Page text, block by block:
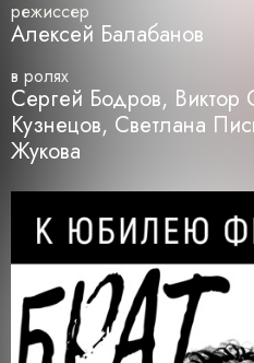
режиссер
Алексей Балабанов
в ролях
Сергей Бодров, Виктор
Кузнецов, Светлана
Жукова